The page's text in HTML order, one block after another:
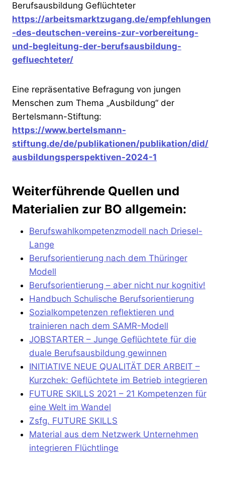
Berufsausbildung Geflüchteter
https://arbeitsmarktzugang.de/empfehlungen
-des-deutschen-vereins-zur-vorbereitung-
und-begleitung-der-berufsausbildung-
gefluechteter/
Eine repräsentative Befragung von jungen
Menschen zum Thema „Ausbildung“ der
Bertelsmann-Stiftung:
https://www.bertelsmann-
stiftung.de/de/publikationen/publikation/did/
ausbildungsperspektiven-2024-1
Weiterführende Quellen und
Materialien zur BO allgemein:
Berufswahlkompetenzmodell nach Driesel-
Lange
Berufsorientierung nach dem Thüringer
Modell
Berufsorientierung – aber nicht nur kognitiv!
Handbuch Schulische Berufsorientierung
Sozialkompetenzen reflektieren und
trainieren nach dem SAMR-Modell
JOBSTARTER – Junge Geflüchtete für die
duale Berufsausbildung gewinnen
INITIATIVE NEUE QUALITÄT DER ARBEIT –
Kurzchek: Geflüchtete im Betrieb integrieren
FUTURE SKILLS 2021 – 21 Kompetenzen für
eine Welt im Wandel
Zsfg. FUTURE SKILLS
Material aus dem Netzwerk Unternehmen
integrieren Flüchtlinge